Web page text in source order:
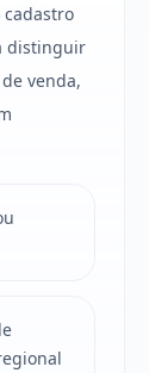
cadastro
distinguir
venda,